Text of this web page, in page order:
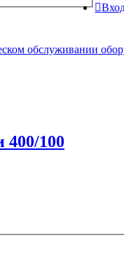
обслуживании
400/100